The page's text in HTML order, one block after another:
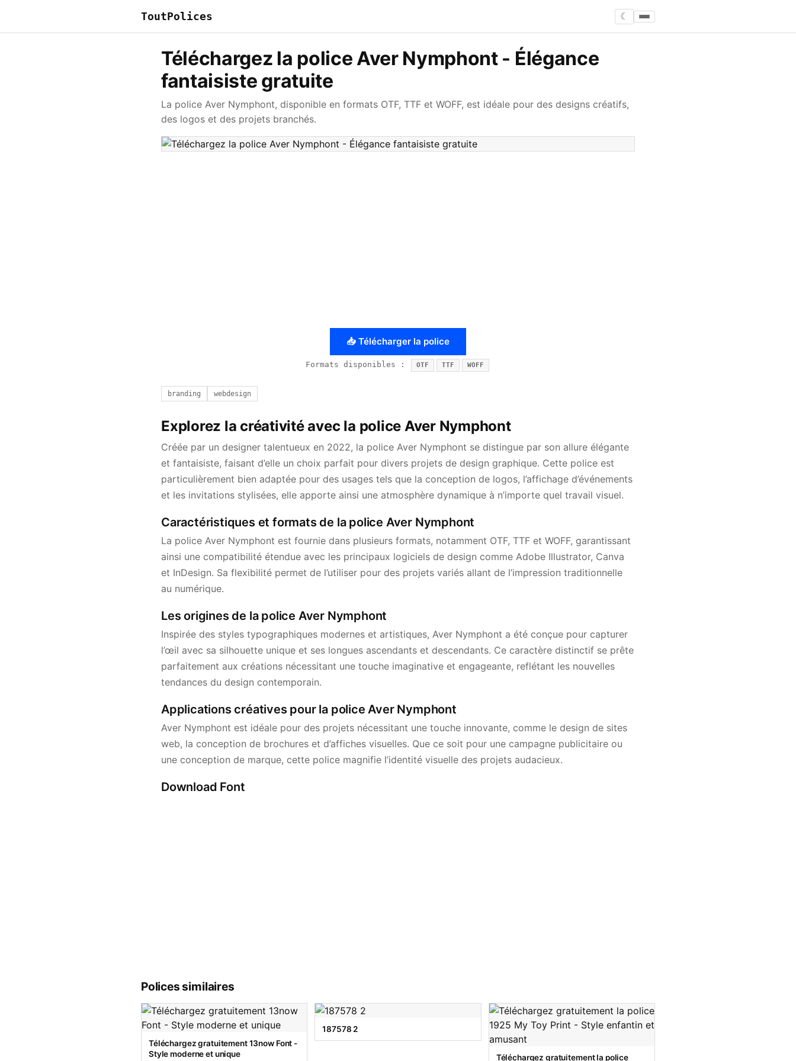
ToutPolices ☾
Téléchargez la police Aver Nymphont - Élégance
fantaisiste gratuite
La police Aver Nymphont, disponible en formats OTF, TTF et WOFF, est idéale pour des designs créatifs,
des logos et des projets branchés.
📥 Télécharger la police
Formats disponibles : OTF TTF WOFF
branding webdesign
Explorez la créativité avec la police Aver Nymphont
Créée par un designer talentueux en 2022, la police Aver Nymphont se distingue par son allure élégante
et fantaisiste, faisant d’elle un choix parfait pour divers projets de design graphique. Cette police est
particulièrement bien adaptée pour des usages tels que la conception de logos, l’affichage d’événements
et les invitations stylisées, elle apporte ainsi une atmosphère dynamique à n’importe quel travail visuel.
Caractéristiques et formats de la police Aver Nymphont
La police Aver Nymphont est fournie dans plusieurs formats, notamment OTF, TTF et WOFF, garantissant
ainsi une compatibilité étendue avec les principaux logiciels de design comme Adobe Illustrator, Canva
et InDesign. Sa flexibilité permet de l’utiliser pour des projets variés allant de l’impression traditionnelle
au numérique.
Les origines de la police Aver Nymphont
Inspirée des styles typographiques modernes et artistiques, Aver Nymphont a été conçue pour capturer
l’œil avec sa silhouette unique et ses longues ascendants et descendants. Ce caractère distinctif se prête
parfaitement aux créations nécessitant une touche imaginative et engageante, reflétant les nouvelles
tendances du design contemporain.
Applications créatives pour la police Aver Nymphont
Aver Nymphont est idéale pour des projets nécessitant une touche innovante, comme le design de sites
web, la conception de brochures et d’affiches visuelles. Que ce soit pour une campagne publicitaire ou
une conception de marque, cette police magnifie l’identité visuelle des projets audacieux.
Download Font
Polices similaires
Téléchargez gratuitement 13now Font -
Style moderne et unique
187578 2
Téléchargez gratuitement la police